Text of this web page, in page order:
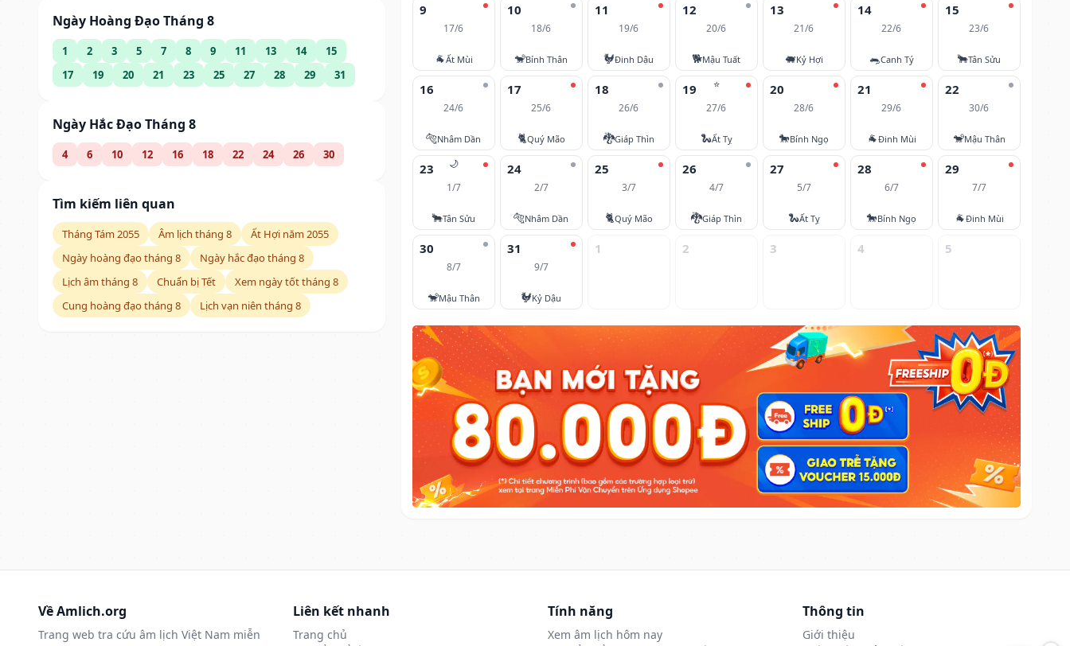
Ngày Hoàng Đạo Tháng 8
1 2 3 5 7 8 9 11 13 14
15
17
19 20 21 23 25 27 28 29 31
Ngày Hắc Đạo Tháng 8
4 6 10 12 16 18 22 24 26 30
Tìm kiếm liên quan
Tháng Tám 2055 Âm lịch tháng 8
Ất Hợi năm 2055
Ngày hoàng đạo tháng 8
Ngày hắc đạo tháng 8
Lịch âm tháng 8
Chuẩn bị Tết
Xem ngày tốt tháng 8
Cung hoàng đạo tháng 8
Lịch vạn niên tháng 8
9
17/6
🐐Ất Mùi
10
18/6
🐒Bính Thân
11
19/6
🐓Đinh Dậu
12
20/6
🐕Mậu Tuất
13
21/6
🐖Kỷ Hợi
14
22/6
🐀Canh Tý
15
23/6
🐂Tân Sửu
16
24/6
🐅Nhâm Dần
17
25/6
🐈Quý Mão
18
26/6
🐉Giáp Thìn
⭐
19
27/6
🐍Ất Tỵ
20
28/6
🐎Bính Ngọ
21
29/6
🐐Đinh Mùi
22
30/6
🐒Mậu Thân
🌙
23
1/7
🐂Tân Sửu
24
2/7
🐅Nhâm Dần
25
3/7
🐈Quý Mão
26
4/7
🐉Giáp Thìn
27
5/7
🐍Ất Tỵ
28
6/7
🐎Bính Ngọ
29
7/7
🐐Đinh Mùi
30
8/7
🐒Mậu Thân
31
9/7
🐓Kỷ Dậu
1 2 3 4 5
Về Amlich.org
Trang web tra cứu âm lịch Việt Nam miễn
Liên kết nhanh
Trang chủ
Tính năng
Xem âm lịch hôm nay
Thông tin
Giới thiệu